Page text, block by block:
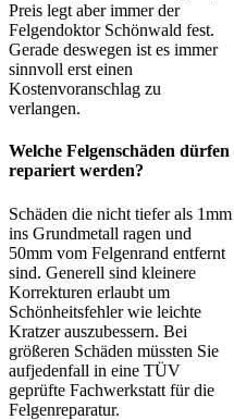
Preis legt aber immer der
Felgendoktor Schönwald fest.
Gerade deswegen ist es immer
sinnvoll erst einen
Kostenvoranschlag zu
verlangen.
Welche Felgenschäden dürfen
repariert werden?
Schäden die nicht tiefer als 1mm
ins Grundmetall ragen und
50mm vom Felgenrand entfernt
sind. Generell sind kleinere
Korrekturen erlaubt um
Schönheitsfehler wie leichte
Kratzer auszubessern. Bei
größeren Schäden müssten Sie
aufjedenfall in eine TÜV
geprüfte Fachwerkstatt für die
Felgenreparatur.